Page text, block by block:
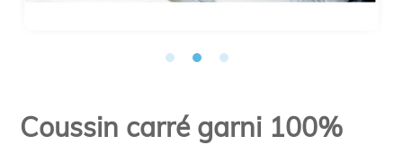
Coussin carré garni 100%